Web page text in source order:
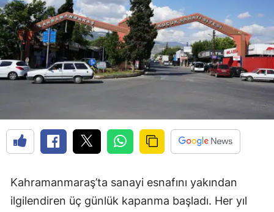
Kahramanmaraş’ta sanayi esnafını yakından
ilgilendiren üç günlük kapanma başladı. Her yıl